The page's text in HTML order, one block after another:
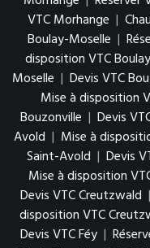
VTC Morhange |
Boulay-Moselle |
disposition VTC
Moselle | Devis VTC
Mise à disposition
Bouzonville | Devis
Avold | Mise à
Saint-Avold | Devis
Mise à disposition
Devis VTC Creutzwald |
disposition VTC
Devis VTC Féy |